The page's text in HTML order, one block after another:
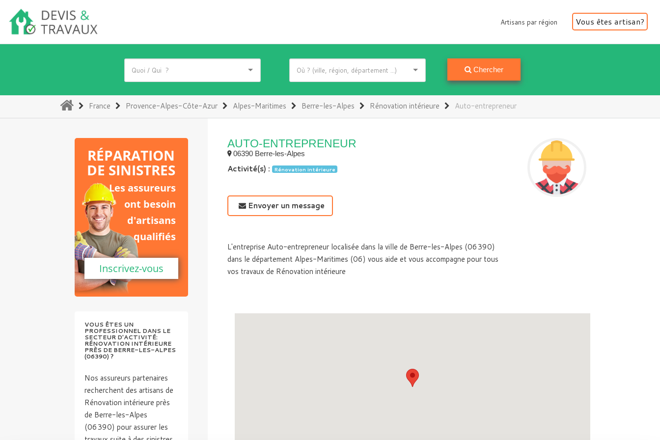
Artisans par région
Artisans par région Vous êtes artisan?
Chercher
(current)
France Provence-Alpes-Côte-Azur Alpes-Maritimes Berre-les-Alpes Rénovation intérieure Auto-entrepreneur
AUTO-ENTREPRENEUR
06390 Berre-les-Alpes
Activité(s) : Rénovation intérieure
Envoyer un message
L'entreprise Auto-entrepreneur localisée dans la ville de Berre-les-Alpes (06390)
dans le département Alpes-Maritimes (06) vous aide et vous accompagne pour tous
vos travaux de Rénovation intérieure
RÉPARATION
DE SINISTRES
Les assureurs
ont besoin
d'artisans
qualifiés
Inscrivez-vous
VOUS ÊTES UN
PROFESSIONNEL DANS LE
SECTEUR D'ACTIVITÉ:
RÉNOVATION INTÉRIEURE
PRÈS DE BERRE-LES-ALPES
(06390) ?
Nos assureurs partenaires
recherchent des artisans de
Rénovation intérieure près
de Berre-les-Alpes
(06390) pour assurer les